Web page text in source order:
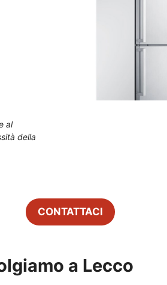
al
della
CONTATTACI
a Lecco